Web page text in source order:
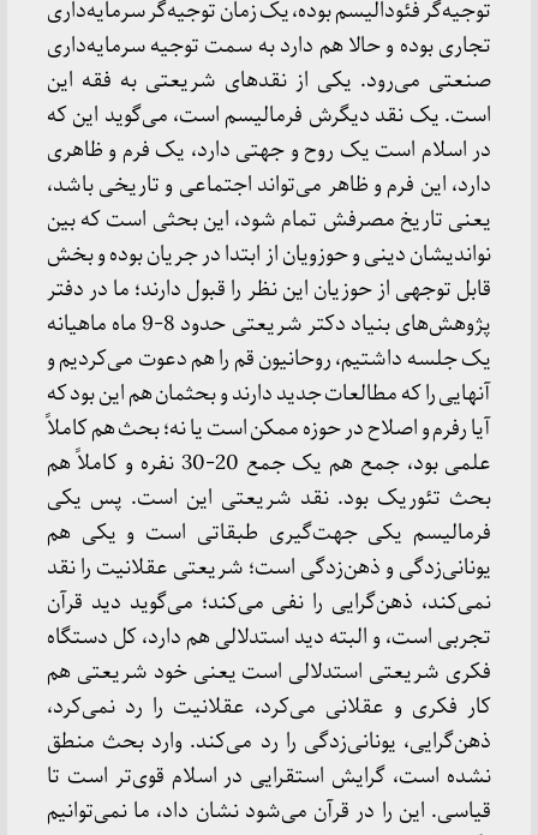
توجیه‌گر فئودالیسم بوده، یک زمان توجیه‌گر سرمایه‌داری
تجاری بوده و حالا هم دارد به سمت توجیه سرمایه‌داری
صنعتی می‌رود. یکی از نقدهای شریعتی به فقه این
است. یک نقد دیگرش فرمالیسم است، می‌گوید این که
در اسلام است یک روح و جهتی دارد، یک فرم و ظاهری
دارد، این فرم و ظاهر می‌تواند اجتماعی و تاریخی باشد،
یعنی تاریخ مصرفش تمام شود، این بحثی است که بین
نواندیشان دینی و حوزویان از ابتدا در جریان بوده و بخش
قابل توجهی از حوزیان این نظر را قبول دارند؛ ما در دفتر
پژوهش‌های بنیاد دکتر شریعتی حدود 8-9 ماه ماهیانه
یک جلسه داشتیم، روحانیون قم را هم دعوت می‌کردیم و
آنهایی را که مطالعات جدید دارند و بحثمان هم این بود که
آیا رفرم و اصلاح در حوزه ممکن است یا نه؛ بحث هم کاملاً
علمی بود، جمع هم یک جمع 20-30 نفره و کاملاً هم
بحث تئوریک بود. نقد شریعتی این است. پس یکی
فرمالیسم یکی جهت‌گیری طبقاتی است و یکی هم
یونانی‌زدگی و ذهن‌زدگی است؛ شریعتی عقلانیت را نقد
نمی‌کند، ذهن‌گرایی را نفی می‌کند؛ می‌گوید دید قرآن
تجربی است، و البته دید استدلالی هم دارد، کل دستگاه
فکری شریعتی استدلالی است یعنی خود شریعتی هم
کار فکری و عقلانی می‌کرد، عقلانیت را رد نمی‌کرد،
ذهن‌گرایی، یونانی‌زدگی را رد می‌کند. وارد بحث منطق
نشده است، گرایش استقرایی در اسلام قوی‌تر است تا
قیاسی. این را در قرآن می‌شود نشان داد، ما نمی‌توانیم